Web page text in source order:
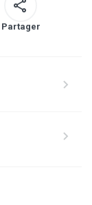
Partager